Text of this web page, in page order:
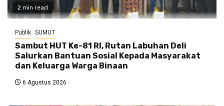
2 min read
Publik SUMUT
Sambut HUT Ke-81 RI, Rutan Labuhan Deli
Salurkan Bantuan Sosial Kepada Masyarakat
dan Keluarga Warga Binaan
6 Agustus 2026